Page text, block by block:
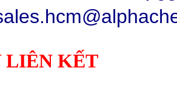
LIÊN KẾT